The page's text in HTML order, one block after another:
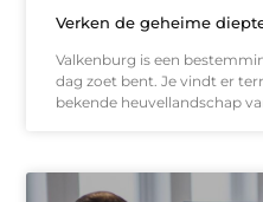
Verken de geheime
Valkenburg is een
dag zoet bent. Je vindt er
bekende heuvellandschap